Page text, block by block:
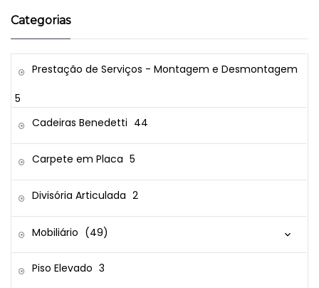
Categorias
Prestação de Serviços - Montagem e Desmontagem
5
Cadeiras Benedetti 44
Carpete em Placa 5
Divisória Articulada 2
Mobiliário (49)
Piso Elevado 3